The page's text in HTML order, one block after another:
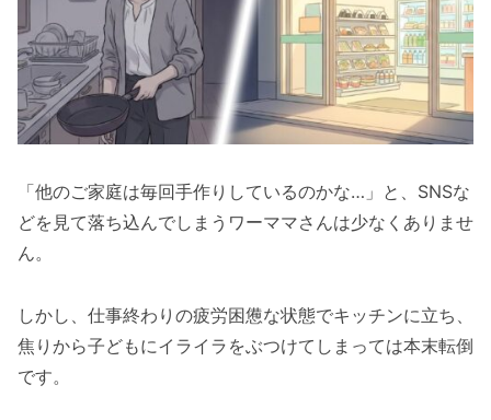
料・栄養バー・スープ）
小腹を満たす！ヘルシーおやつ系（チー
ズ・ヨーグルト・高カカオチョコ）
塾前軽食を選ぶときの注意点・NGな食べ物
物とは？
消化に負担がかかるもの・脂っこいものは
よくある質問
軽食を食べるベストなタイミングはいつで
「他のご家庭は毎回手作りしているのかな…」と、SNSな
どを見て落ち込んでしまうワーママさんは少なくありませ
ん。
しかし、仕事終わりの疲労困憊な状態でキッチンに立ち、
焦りから子どもにイライラをぶつけてしまっては本末転倒
です。